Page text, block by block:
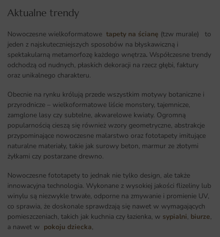
Aktualne trendy​
Nowoczesne wielkoformatowe tapety na ścianę (tzw murale) to
jeden z najskuteczniejszych sposobów na błyskawiczną i
spektakularną metamorfozę każdego wnętrza. Współczesne trendy
odchodzą od nudnych, płaskich dekoracji na rzecz głębi, faktury
oraz unikalnego charakteru.
Obecnie na rynku królują przede wszystkim motywy botaniczne i
przyrodnicze – wielkoformatowe liście monstery, tajemnicze,
zamglone lasy czy subtelne, akwarelowe kwiaty. Ogromną
popularnością cieszą się również wzory geometryczne, abstrakcje
przypominające nowoczesne malarstwo oraz fototapety imitujące
naturalne materiały, takie jak surowy beton, marmur ze złotymi
żyłkami czy postarzane drewno.
Nowoczesne fototapety to jednak nie tylko design, ale także
innowacyjna technologia. Wykonane z wysokiej jakości flizeliny lub
winylu są niezwykle trwałe, odporne na zmywanie i promienie UV,
co sprawia, że doskonale sprawdzają się nawet w wymagających
pomieszczeniach, takich jak kuchnia czy łazienka, w sypialni, biurze,
a nawet w pokoju dziecka,